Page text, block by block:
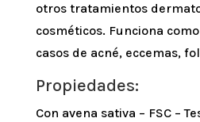
otros tratamientos
cosméticos. Funciona
casos de acné, eccemas,
Propiedades:
Con avena sativa – FSC –